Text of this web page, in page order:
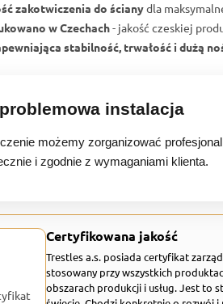
zakotwiczenia do ścianydla
w Czechach- jakość czeskiej
stabilność, trwałość i dużą
instalacja
możemy zorganizować
i zgodnie z wymaganiami klienta.
Certyfikowana jakość
Trestles a.s. posiada certyfikat
stosowany przy wszystkich
obszarach produkcji i usług. Jest to